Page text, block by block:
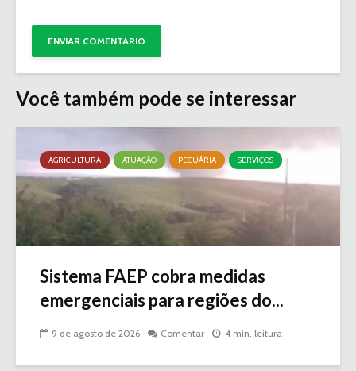
Você também pode se interessar
AGRICULTURA ATUAÇÃO PECUÁRIA SERVIÇOS
Sistema FAEP cobra medidas
emergenciais para regiões do...
9 de agosto de 2026 Comentar 4 min. leitura